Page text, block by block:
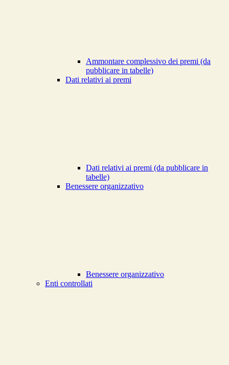
Ammontare complessivo dei premi (da
pubblicare in tabelle)
Dati relativi ai premi
Dati relativi ai premi (da pubblicare in
tabelle)
Benessere organizzativo
Benessere organizzativo
Enti controllati